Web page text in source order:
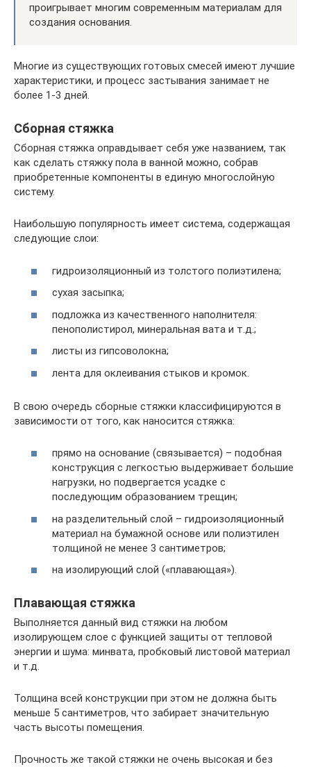
проигрывает многим современным материалам для
создания основания.
Многие из существующих готовых смесей имеют лучшие
характеристики, и процесс застывания занимает не
более 1-3 дней.
Сборная стяжка
Сборная стяжка оправдывает себя уже названием, так
как сделать стяжку пола в ванной можно, собрав
приобретенные компоненты в единую многослойную
систему.
Наибольшую популярность имеет система, содержащая
следующие слои:
гидроизоляционный из толстого полиэтилена;
сухая засыпка;
подложка из качественного наполнителя:
пенополистирол, минеральная вата и т.д.;
листы из гипсоволокна;
лента для оклеивания стыков и кромок.
В свою очередь сборные стяжки классифицируются в
зависимости от того, как наносится стяжка:
прямо на основание (связывается) – подобная
конструкция с легкостью выдерживает большие
нагрузки, но подвергается усадке с
последующим образованием трещин;
на разделительный слой – гидроизоляционный
материал на бумажной основе или полиэтилен
толщиной не менее 3 сантиметров;
на изолирующий слой («плавающая»).
Плавающая стяжка
Выполняется данный вид стяжки на любом
изолирующем слое с функцией защиты от тепловой
энергии и шума: минвата, пробковый листовой материал
и т.д.
Толщина всей конструкции при этом не должна быть
меньше 5 сантиметров, что забирает значительную
часть высоты помещения.
Прочность же такой стяжки не очень высокая и без